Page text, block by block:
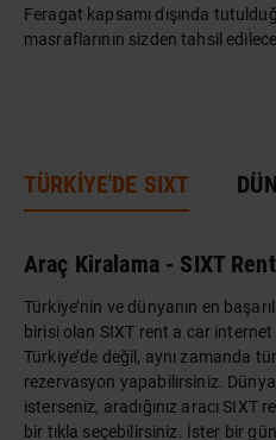
Feragat kapsamı dışında
masraflarının sizden tahsil
TÜRKİYE'DE SIXT
Araç Kiralama - SIXT
Türkiye’nin ve dünyanın en
birisi olan SIXT rent a car
Türkiye’de değil, aynı zamanda
rezervasyon yapabilirsiniz.
isterseniz, aradığınız aracı
bir tıkla seçebilirsiniz. İster bir